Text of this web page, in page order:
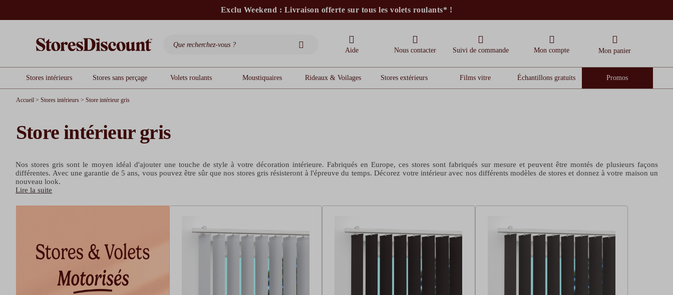
Exclu Weekend : Livraison offerte sur tous les volets roulants* !
stores intérieurs et volets motorisés*stores bannes standards
moustiquaires
Aide Nous contacter Suivi de commande Mon compte Mon panier
Stores intérieurs Stores sans perçage Volets roulants Moustiquaires Rideaux & Voilages Stores extérieurs Films vitre Échantillons gratuits Promos
Accueil > Stores intérieurs > Store intérieur gris
Store intérieur gris
Nos stores gris sont le moyen idéal d'ajouter une touche de style à votre décoration intérieure. Fabriqués en Europe, ces stores sont fabriqués sur mesure et peuvent être montés de plusieurs façons
différentes. Avec une garantie de 5 ans, vous pouvez être sûr que nos stores gris résisteront à l'épreuve du temps. Décorez votre intérieur avec nos différents modèles de stores et donnez à votre maison un
nouveau look.
Lire la suite